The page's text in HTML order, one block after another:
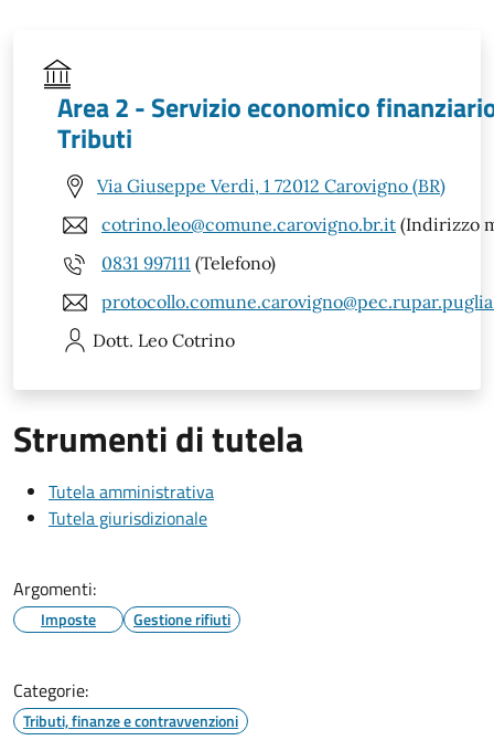
Area 2 - Servizio economico
Tributi
Via Giuseppe Verdi, 1 72012 Carovigno (BR)
cotrino.leo@comune.carovigno.br.it (Indirizzo
0831 997111 (Telefono)
Dott. Leo Cotrino
Strumenti di tutela
Tutela amministrativa
Tutela giurisdizionale
Argomenti:
Imposte Gestione rifiuti
Categorie:
Tributi, finanze e contravvenzioni